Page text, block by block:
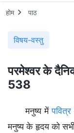
होम पाठ
विषय-वस्तु
परमेश्वर के
538
मनुष्य में
मनुष्य के हृदय को